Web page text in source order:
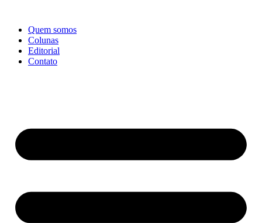
conteúdo
Quem somos
Colunas
Editorial
Contato